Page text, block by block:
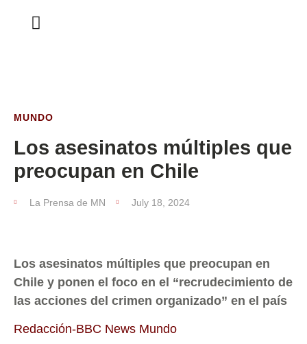
MUNDO
Los asesinatos múltiples que
preocupan en Chile
La Prensa de MN July 18, 2024
Los asesinatos múltiples que preocupan en
Chile y ponen el foco en el “recrudecimiento de
las acciones del crimen organizado” en el país
Redacción-BBC News Mundo